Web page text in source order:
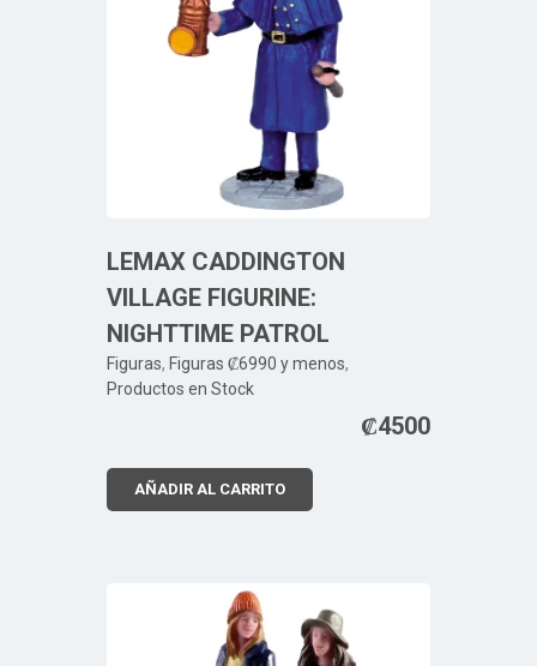
LEMAX CADDINGTON
VILLAGE FIGURINE:
NIGHTTIME PATROL
Figuras, Figuras ₡6990 y menos,
Productos en Stock
₡4500
AÑADIR AL CARRITO